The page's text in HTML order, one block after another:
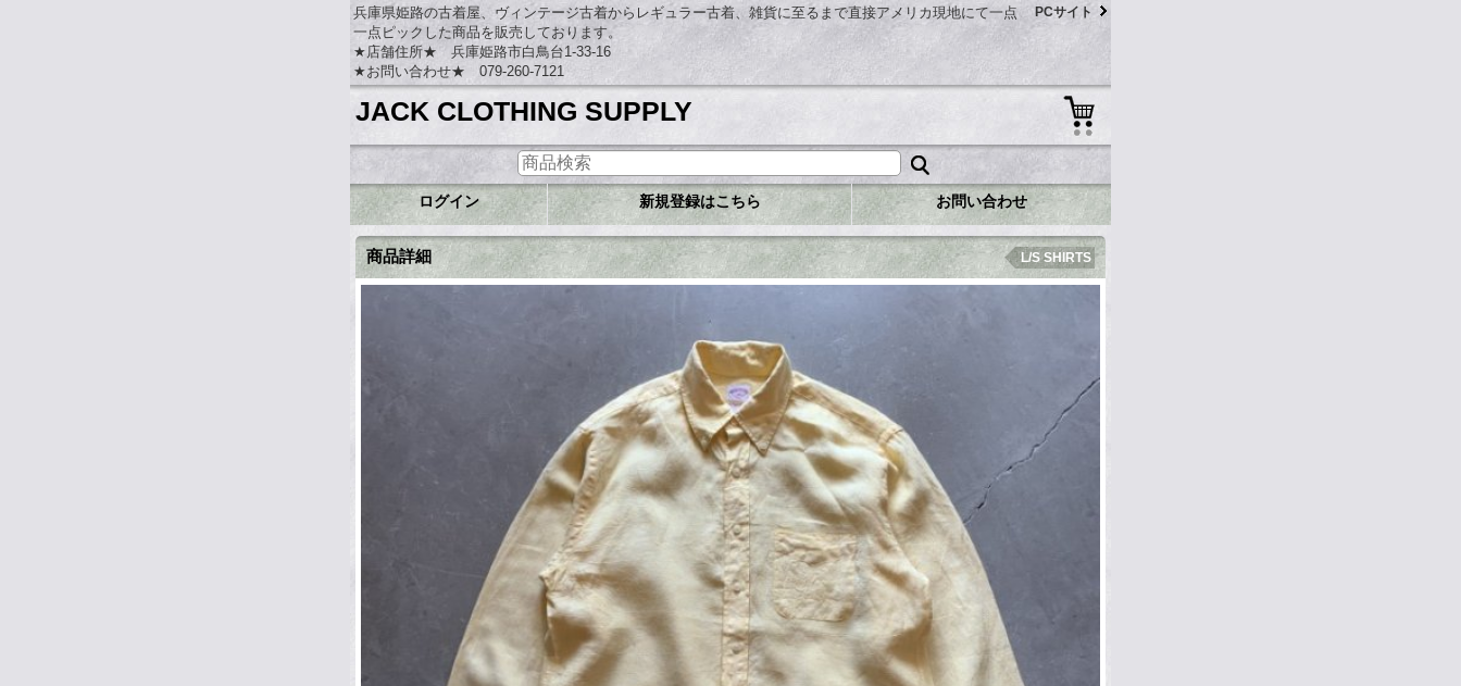
兵庫県姫路の古着屋、ヴィンテージ古着からレギュラー古着、雑貨に至るまで直接アメリカ現地にて一点
一点ピックした商品を販売しております。
★店舗住所★ 兵庫姫路市白鳥台1-33-16
★お問い合わせ★ 079-260-7121
PCサイト
JACK CLOTHING SUPPLY
ログイン 新規登録はこちら お問い合わせ
商品詳細 L/S SHIRTS